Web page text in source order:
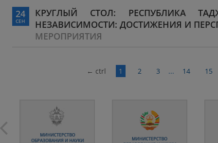
24
СЕН
КРУГЛЫЙ СТОЛ: РЕСПУБЛИКА
НЕЗАВИСИМОСТИ: ДОСТИЖЕНИЯ И
МЕРОПРИЯТИЯ
← ctrl 1 2 3 ... 14 15